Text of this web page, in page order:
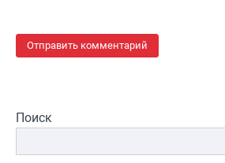
Поиск